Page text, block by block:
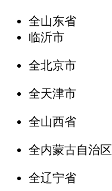
全山东省
临沂市
全北京市
全天津市
全山西省
全内蒙古自治区
全辽宁省